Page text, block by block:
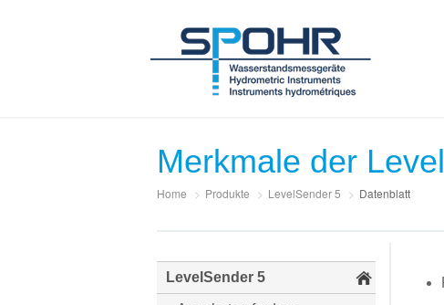
Merkmale der
Home > Produkte > LevelSender 5 > Datenblatt
LevelSender 5